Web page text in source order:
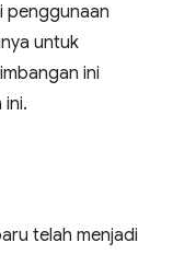
penggunaan
untuk
ini
ini.
telah menjadi